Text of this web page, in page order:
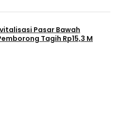
Pasar Bawah
Tagih Rp15,3 M